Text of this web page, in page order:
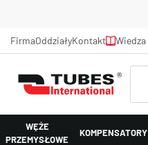
FirmaOddziałyKontakt Wiedza
WĘŻE
PRZEMYSŁOWE
KOMPENSATORY